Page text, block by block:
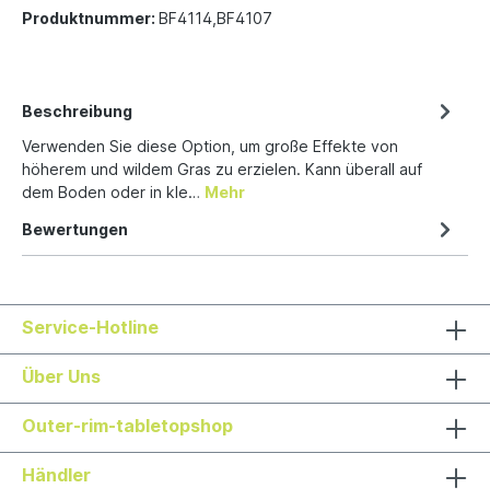
Produktnummer: BF4114,BF4107
Beschreibung
Verwenden Sie diese Option, um große Effekte von
höherem und wildem Gras zu erzielen. Kann überall auf
dem Boden oder in kle… Mehr
Bewertungen
Service-Hotline
Über Uns
Outer-rim-tabletopshop
Händler